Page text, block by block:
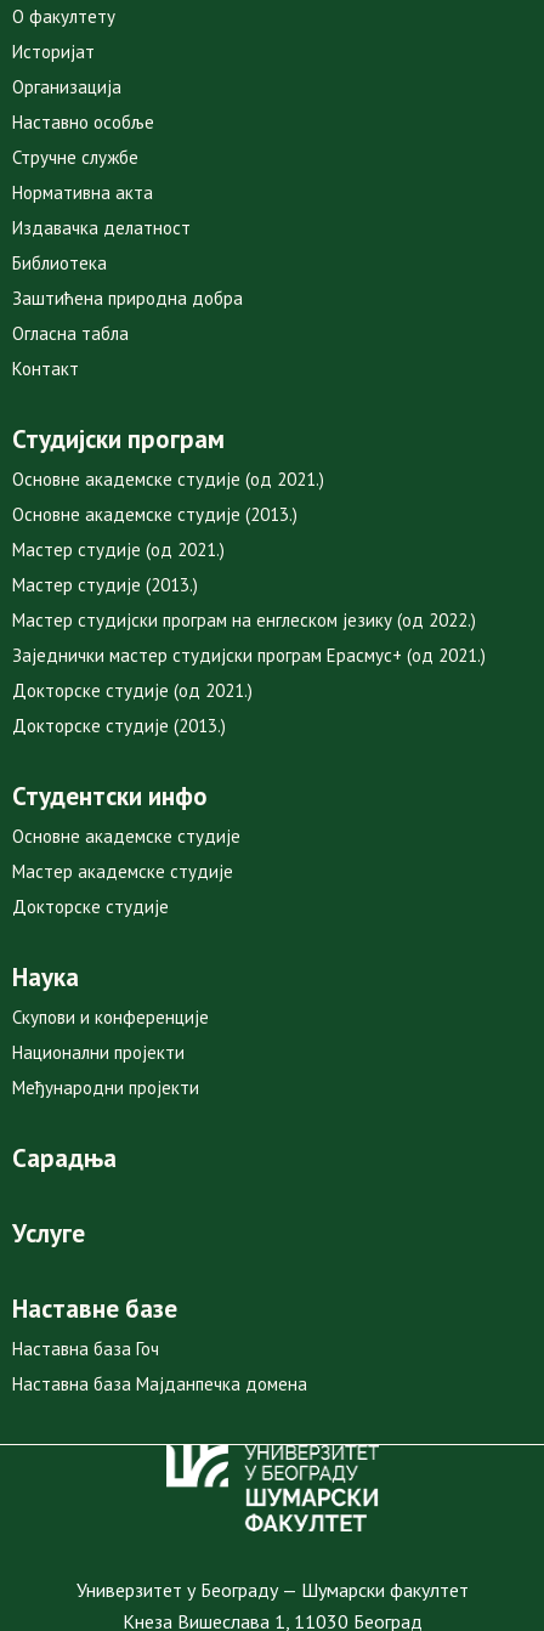
О факултету
Историјат
Организација
Наставно особље
Стручне службе
Нормативна акта
Издавачка делатност
Библиотека
Заштићена природна добра
Огласна табла
Контакт
Студијски програм
Основне академске студије (од 2021.)
Основне академске студије (2013.)
Мастер студије (од 2021.)
Мастер студије (2013.)
Мастер студијски програм на енглеском језику (од 2022.)
Заједнички мастер студијски програм Ерасмус+ (од 2021.)
Докторске студије (од 2021.)
Докторске студије (2013.)
Студентски инфо
Основне академске студије
Мастер академске студије
Докторске студије
Наука
Скупови и конференције
Национални пројекти
Међународни пројекти
Сарадња
Услуге
Наставне базе
Наставна база Гоч
Наставна база Мајданпечка домена
Универзитет у Београду — Шумарски факултет
Кнеза Вишеслава 1, 11030 Београд